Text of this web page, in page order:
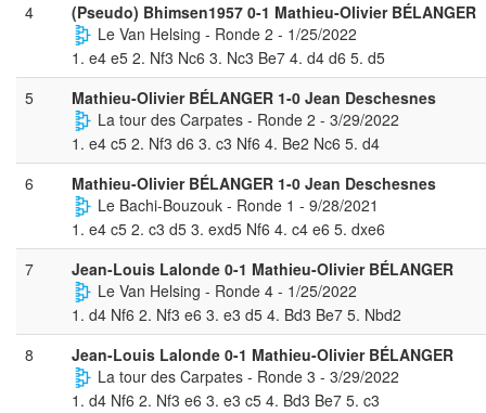
4
(Pseudo) Bhimsen1957 0-1 Mathieu-Olivier BÉLANGER
Le Van Helsing - Ronde 2 - 1/25/2022
1. e4 e5 2. Nf3 Nc6 3. Nc3 Be7 4. d4 d6 5. d5
5
Mathieu-Olivier BÉLANGER 1-0 Jean Deschesnes
La tour des Carpates - Ronde 2 - 3/29/2022
1. e4 c5 2. Nf3 d6 3. c3 Nf6 4. Be2 Nc6 5. d4
6
Mathieu-Olivier BÉLANGER 1-0 Jean Deschesnes
Le Bachi-Bouzouk - Ronde 1 - 9/28/2021
1. e4 c5 2. c3 d5 3. exd5 Nf6 4. c4 e6 5. dxe6
7
Jean-Louis Lalonde 0-1 Mathieu-Olivier BÉLANGER
Le Van Helsing - Ronde 4 - 1/25/2022
1. d4 Nf6 2. Nf3 e6 3. e3 d5 4. Bd3 Be7 5. Nbd2
8
Jean-Louis Lalonde 0-1 Mathieu-Olivier BÉLANGER
La tour des Carpates - Ronde 3 - 3/29/2022
1. d4 Nf6 2. Nf3 e6 3. e3 c5 4. Bd3 Be7 5. c3